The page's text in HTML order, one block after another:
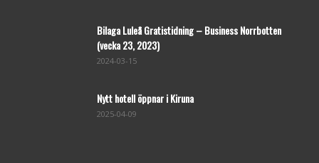
Bilaga Luleå Gratistidning – Business Norrbotten
(vecka 23, 2023)
2024-03-15
Nytt hotell öppnar i Kiruna
2025-04-09